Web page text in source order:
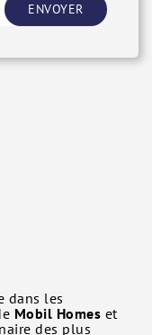
ENVOYER
dans les
Mobil Homes et
des plus